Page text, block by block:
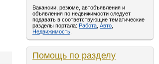
Вакансии, резюме, автобъявления и
объявления по недвижимости следует
подавать в соответствующие тематические
разделы портала: Работа Авто
Недвижимость
Помощь по разделу